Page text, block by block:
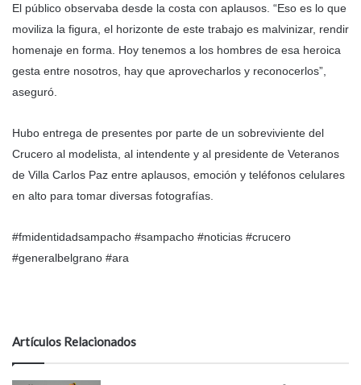
El público observaba desde la costa con aplausos. “Eso es lo que
moviliza la figura, el horizonte de este trabajo es malvinizar, rendir
homenaje en forma. Hoy tenemos a los hombres de esa heroica
gesta entre nosotros, hay que aprovecharlos y reconocerlos”,
aseguró.
Hubo entrega de presentes por parte de un sobreviviente del
Crucero al modelista, al intendente y al presidente de Veteranos
de Villa Carlos Paz entre aplausos, emoción y teléfonos celulares
en alto para tomar diversas fotografías.
#fmidentidadsampacho #sampacho #noticias #crucero
#generalbelgrano #ara
Artículos Relacionados